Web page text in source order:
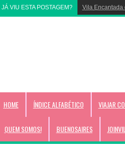
JÁ VIU ESTA POSTAGEM? Livrinho para
HOME ÍNDICE ALFABÉTICO VIAJAR
QUEM SOMOS! BUENOSAIRES